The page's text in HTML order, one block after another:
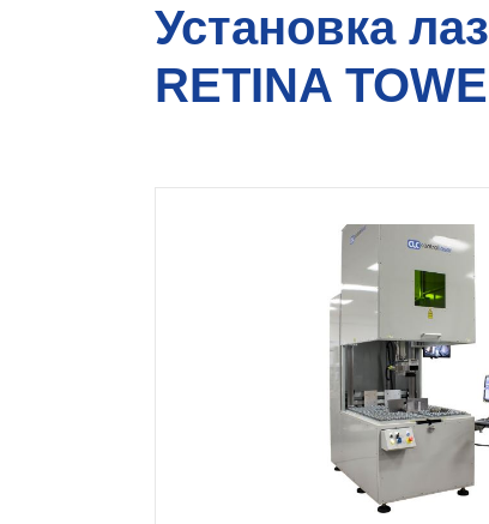
Установка
RETINA